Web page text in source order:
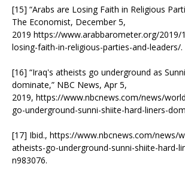
[15] “Arabs are Losing Faith in Religious
The Economist, December 5,
2019 https://www.arabbarometer.org/2019/
losing-faith-in-religious-parties-and-leaders/.
[16] “Iraq's atheists go underground as
dominate,” NBC News, Apr 5,
2019, https://www.nbcnews.com/news/
go-underground-sunni-shiite-hard-liners-
[17] Ibid., https://www.nbcnews.com/news/
atheists-go-underground-sunni-shiite-hard-
n983076.